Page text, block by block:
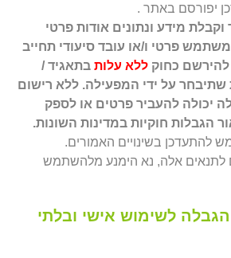
יפורסם באתר .
מידע ונתונים אודות פרטי
פרטי ו/או עובד סיעודי תחייב
כחוק ללא עלות בתאגיד /
שתיבחר על ידי המפעילה. ללא רישום
יכולה להעביר פרטים או לספק
הגבלות חוקיות במדינות השונות.
להתעדכן בשינויים האמורים.
לתנאים אלה, נא הימנע מלהשתמש
לשימוש אישי ובלתי